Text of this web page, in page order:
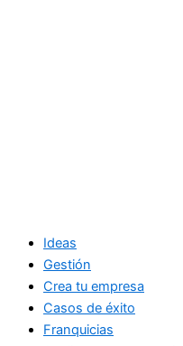
Ideas
Gestión
Crea tu empresa
Casos de éxito
Franquicias